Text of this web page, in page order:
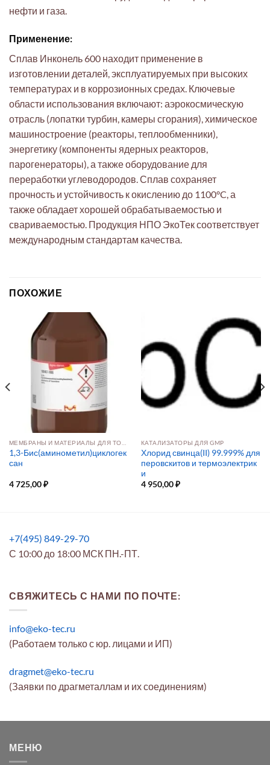
нефти и газа.
Применение:
Сплав Инконель 600 находит применение в
изготовлении деталей, эксплуатируемых при высоких
температурах и в коррозионных средах. Ключевые
области использования включают: аэрокосмическую
отрасль (лопатки турбин, камеры сгорания), химическое
машиностроение (реакторы, теплообменники),
энергетику (компоненты ядерных реакторов,
парогенераторы), а также оборудование для
переработки углеводородов. Сплав сохраняет
прочность и устойчивость к окислению до 1100°C, а
также обладает хорошей обрабатываемостью и
свариваемостью. Продукция НПО ЭкоТек соответствует
международным стандартам качества.
ПОХОЖИЕ
1,3-Бис(аминометил)циклогек
сан
4 725,00₽
КАТАЛИЗАТОРЫ ДЛЯ GMP
Хлорид свинца(II) 99.999% для
перовскитов и термоэлектрик
и
4 950,00₽
+7(495) 849-29-70
С 10:00 до 18:00 МСК ПН.-ПТ.
СВЯЖИТЕСЬ С НАМИ ПО ПОЧТЕ:
info@eko-tec.ru
(Работаем только с юр. лицами и ИП)
dragmet@eko-tec.ru
(Заявки по драгметаллам и их соединениям)
МЕНЮ